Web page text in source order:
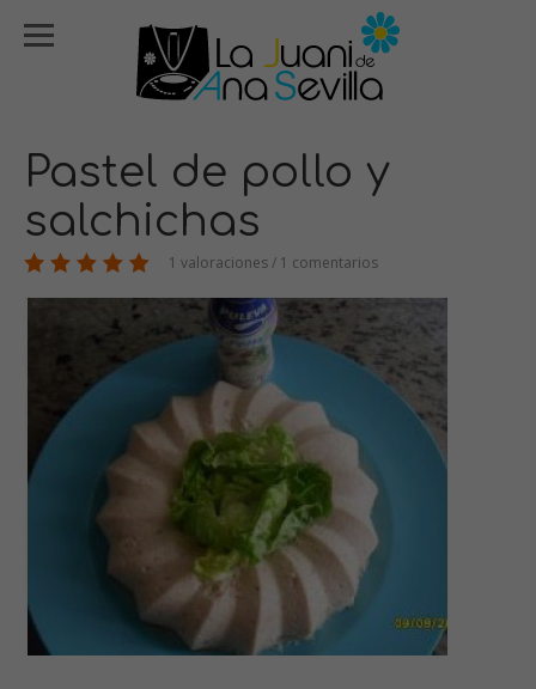
Pastel de pollo y
salchichas
1 valoraciones / 1 comentarios